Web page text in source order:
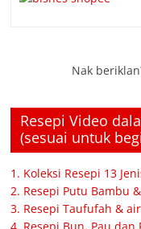
Nak
Resepi Video
(sesuai untuk
1. Koleksi Resepi 13
2. Resepi Putu Bambu
3. Resepi Taufufah &